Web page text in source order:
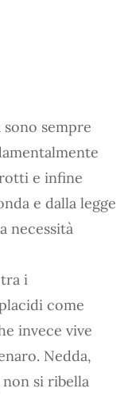
sempre
e infine
e dalla legge
necessità
i
come
invece vive
Nedda,
si ribella